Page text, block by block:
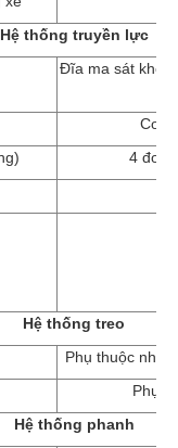
Hệ thống truyền lực
Đĩa ma sát khô,
Cơ
4
Hệ thống treo
Phụ thuộc nhíp
Phụ
Hệ thống phanh